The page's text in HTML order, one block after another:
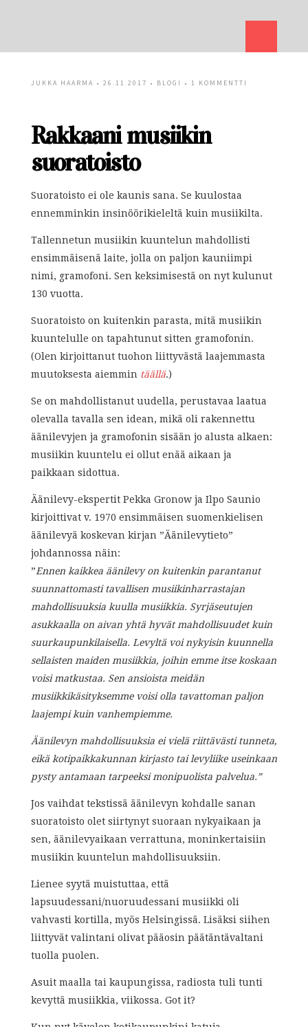
JUKKA HAARMA • 26.11.2017 • BLOGI • 1 KOMMENTTI
Rakkaani musiikin
suoratoisto
Suoratoisto ei ole kaunis sana. Se kuulostaa
ennemminkin insinöörikieleltä kuin musiikilta.
Tallennetun musiikin kuuntelun mahdollisti
ensimmäisenä laite, jolla on paljon kauniimpi
nimi, gramofoni. Sen keksimisestä on nyt kulunut
130 vuotta.
Suoratoisto on kuitenkin parasta, mitä musiikin
kuuntelulle on tapahtunut sitten gramofonin.
(Olen kirjoittanut tuohon liittyvästä laajemmasta
muutoksesta aiemmin täällä.)
Se on mahdollistanut uudella, perustavaa laatua
olevalla tavalla sen idean, mikä oli rakennettu
äänilevyjen ja gramofonin sisään jo alusta alkaen:
musiikin kuuntelu ei ollut enää aikaan ja
paikkaan sidottua.
Äänilevy-ekspertit Pekka Gronow ja Ilpo Saunio
kirjoittivat v. 1970 ensimmäisen suomenkielisen
äänilevyä koskevan kirjan ”Äänilevytieto”
johdannossa näin:
”Ennen kaikkea äänilevy on kuitenkin parantanut
suunnattomasti tavallisen musiikinharrastajan
mahdollisuuksia kuulla musiikkia. Syrjäseutujen
asukkaalla on aivan yhtä hyvät mahdollisuudet kuin
suurkaupunkilaisella. Levyltä voi nykyisin kuunnella
sellaisten maiden musiikkia, joihin emme itse koskaan
voisi matkustaa. Sen ansioista meidän
musiikkikäsityksemme voisi olla tavattoman paljon
laajempi kuin vanhempiemme.
Äänilevyn mahdollisuuksia ei vielä riittävästi tunneta,
eikä kotipaikkakunnan kirjasto tai levyliike useinkaan
pysty antamaan tarpeeksi monipuolista palvelua.”
Jos vaihdat tekstissä äänilevyn kohdalle sanan
suoratoisto olet siirtynyt suoraan nykyaikaan ja
sen, äänilevyaikaan verrattuna, moninkertaisiin
musiikin kuuntelun mahdollisuuksiin.
Lienee syytä muistuttaa, että
lapsuudessani/nuoruudessani musiikki oli
vahvasti kortilla, myös Helsingissä. Lisäksi siihen
liittyvät valintani olivat pääosin päätäntävaltani
tuolla puolen.
Asuit maalla tai kaupungissa, radiosta tuli tunti
kevyttä musiikkia, viikossa. Got it?